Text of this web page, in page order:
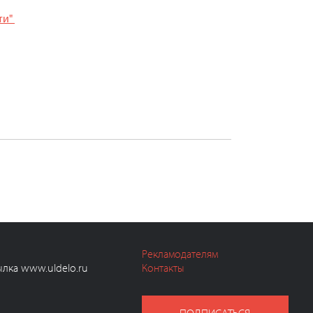
www.uldelo.ru
Рекламодателям
Контакты